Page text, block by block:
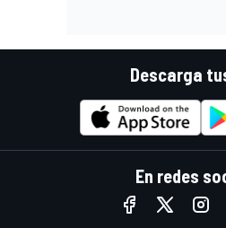
Descarga
En redes